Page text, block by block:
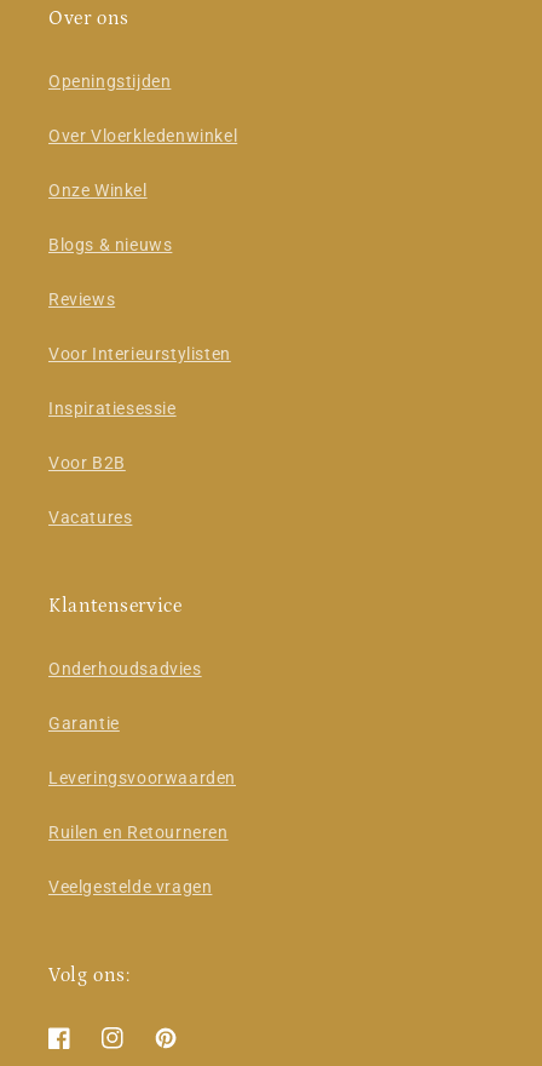
Over ons
Openingstijden
Over Vloerkledenwinkel
Onze Winkel
Blogs & nieuws
Reviews
Voor Interieurstylisten
Inspiratiesessie
Voor B2B
Vacatures
Klantenservice
Onderhoudsadvies
Garantie
Leveringsvoorwaarden
Ruilen en Retourneren
Veelgestelde vragen
Volg ons:
FacebookInstagramPinterest